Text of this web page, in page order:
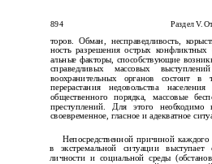
894
Раздел V.
торов. Обман, несправедливость,
ность разрешения острых
альные факторы, способствующие
справедливых массовых
воохранительных органов состоит
перерастания недовольства
общественного порядка, массовые
преступлений. Для этого необходимо
своевременное, гласное и адекватное
Непосредственной причиной каждого
в экстремальной ситуации выступает
личности и социальной среды